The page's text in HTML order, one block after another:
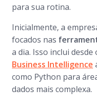
para sua rotina.
Inicialmente, a
focados nas
a dia. Isso inclui
Business Intelligence
como Python para
dados mais complexa.